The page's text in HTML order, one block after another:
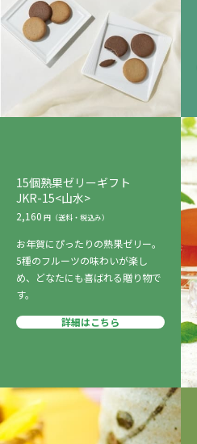
15個熟果ゼリーギフト
JKR-15<山水>
2,160
お年賀にぴったりの熟果ゼリー。
5種のフルーツの味わいが楽し
め、どなたにも喜ばれる贈り物で
す。
詳細はこちら